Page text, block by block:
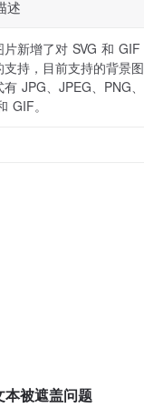
述
片新增了对 SVG 和 GIF
支持，目前支持的背景图
有 JPG、JPEG、PNG、
GIF。
被遮盖问题